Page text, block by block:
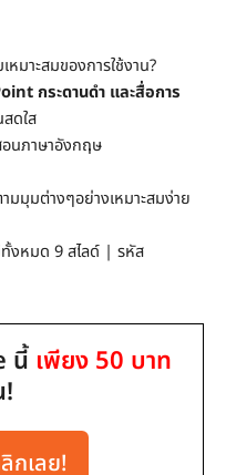
มาะสมของการใช้งาน?
กระดานดำ และสื่อการ
ดใส
อนภาษาอังกฤษ
มุมต่างๆอย่างเหมาะสมง่าย
งหมด 9 สไลด์ | รหัส
นี้ เพียง 50 บาท
!
กเลย!